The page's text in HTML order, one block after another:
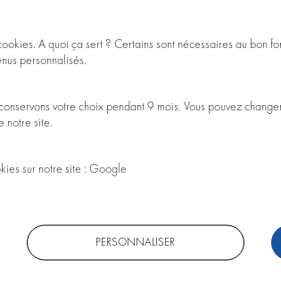
A quoi ça sert ? Certains sont nécessaires au bon
personnalisés.
votre choix pendant 9 mois. Vous pouvez
notre site.
sur notre site : Google
PERSONNALISER